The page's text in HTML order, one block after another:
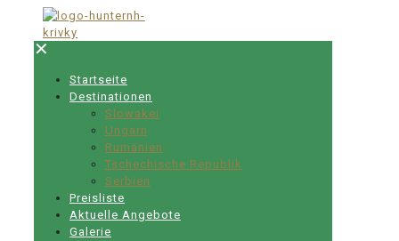
✕
Startseite
Destinationen
Slowakei
Ungarn
Rumänien
Tschechische Republik
Serbien
Preisliste
Aktuelle Angebote
Galerie